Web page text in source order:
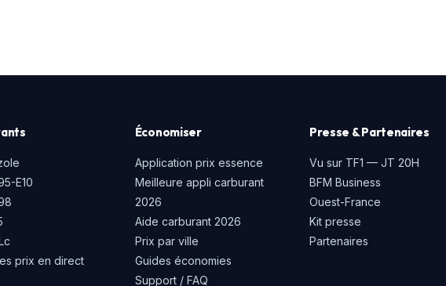
E10
prix en direct
Économiser
Application prix essence
Meilleure appli carburant
2026
Aide carburant 2026
Prix par ville
Guides économies
Support / FAQ
Presse & Partenaires
Vu sur TF1 — JT 20H
BFM Business
Ouest-France
Kit presse
Partenaires